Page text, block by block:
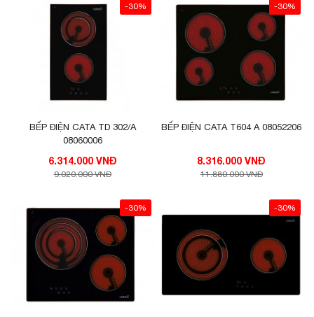
-30%
BẾP ĐIỆN CATA TD 302/A
08060006
6.314.000 VNĐ
9.020.000 VNĐ
-30%
BẾP ĐIỆN CATA T604 A 08052206
8.316.000 VNĐ
11.880.000 VNĐ
-30% -30%